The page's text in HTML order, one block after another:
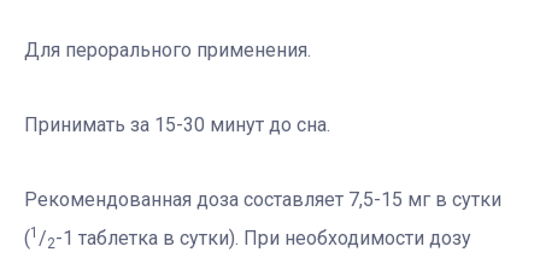
Для перорального применения.
Принимать за 15-30 минут до сна.
Рекомендованная доза составляет 7,5-15 мг в сутки
(1 /2-1 таблетка в сутки). При необходимости дозу